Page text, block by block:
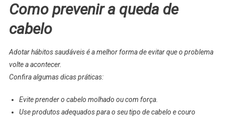
Como prevenir a queda de
cabelo
Adotar hábitos saudáveis é a melhor forma de evitar que o problema
volte a acontecer.
Confira algumas dicas práticas:
Evite prender o cabelo molhado ou com força.
Use produtos adequados para o seu tipo de cabelo e couro